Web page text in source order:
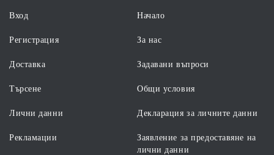
Вход
Регистрация
Доставка
Търсене
Начало
За нас
Задавани въпроси
Общи условия
Лични данни
Рекламации
Декларация за личните данни
Заявление за предоставяне на
лични данни